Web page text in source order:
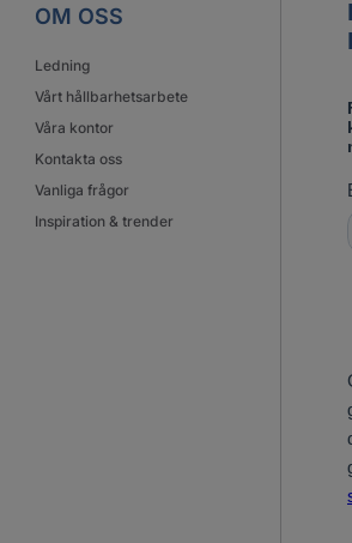
OM OSS
Ledning
Vårt hållbarhetsarbete
Våra kontor
Kontakta oss
Vanliga frågor
Inspiration & trender